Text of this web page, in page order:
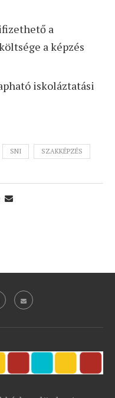
a
a képzés
iskoláztatási
SNI SZAKKÉPZÉS